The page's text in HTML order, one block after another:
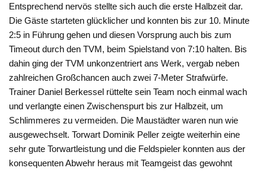
Entsprechend nervös stellte sich auch die erste Halbzeit dar.
Die Gäste starteten glücklicher und konnten bis zur 10. Minute
2:5 in Führung gehen und diesen Vorsprung auch bis zum
Timeout durch den TVM, beim Spielstand von 7:10 halten. Bis
dahin ging der TVM unkonzentriert ans Werk, vergab neben
zahlreichen Großchancen auch zwei 7-Meter Strafwürfe.
Trainer Daniel Berkessel rüttelte sein Team noch einmal wach
und verlangte einen Zwischenspurt bis zur Halbzeit, um
Schlimmeres zu vermeiden. Die Maustädter waren nun wie
ausgewechselt. Torwart Dominik Peller zeigte weiterhin eine
sehr gute Torwartleistung und die Feldspieler konnten aus der
konsequenten Abwehr heraus mit Teamgeist das gewohnt